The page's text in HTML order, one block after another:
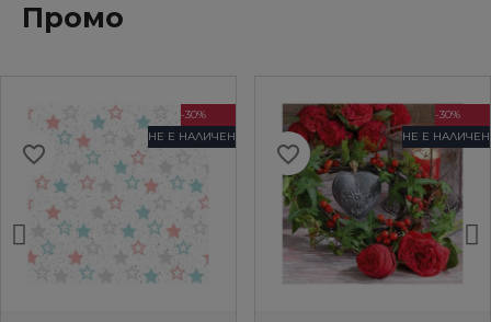
Промо
-30%
НЕ Е НАЛИЧЕН
favorite_border
-30%
НЕ Е НАЛИЧЕН
favorite_border